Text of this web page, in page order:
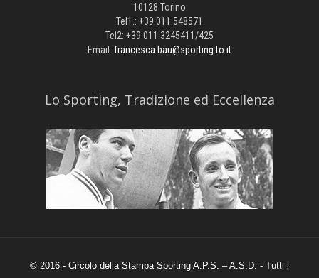
10128 Torino
Tel1.: +39.011.548571
Tel2: +39.011.3245411/425
Email: francesca.bau@sporting.to.it
​Lo Sporting, Tradizione ed Eccellenza
© 2016 - Circolo della Stampa Sporting A.P.S. – A.S.D. - Tutti i